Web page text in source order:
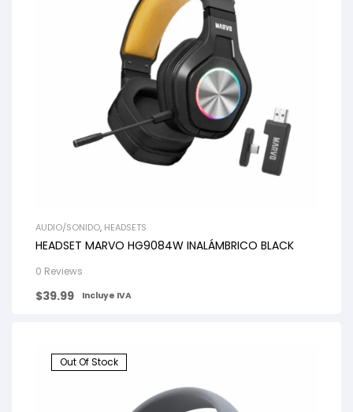
AUDIO/SONIDO, HEADSETS
HEADSET MARVO HG9084W INALÁMBRICO BLACK
0 Reviews
$39.99 Incluye IVA
Out Of Stock